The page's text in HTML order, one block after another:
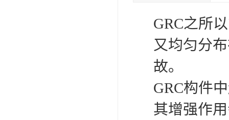
GRC之所
又均匀分
故。
GRC构件
其增强作